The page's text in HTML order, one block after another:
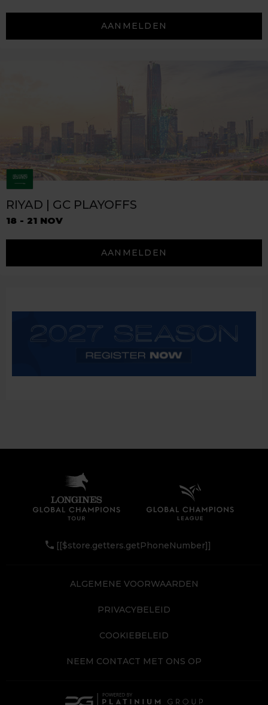
AANMELDEN
RIYAD | GC PLAYOFFS
18 - 21 NOV
AANMELDEN
[[$store.getters.getPhoneNumber]]
ALGEMENE VOORWAARDEN
PRIVACYBELEID
COOKIEBELEID
NEEM CONTACT MET ONS OP